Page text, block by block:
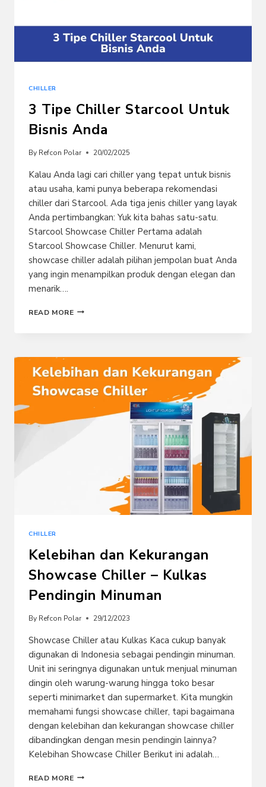
CHILLER
3 Tipe Chiller Starcool Untuk
Bisnis Anda
By Refcon Polar 20/02/2025
Kalau Anda lagi cari chiller yang tepat untuk bisnis
atau usaha, kami punya beberapa rekomendasi
chiller dari Starcool. Ada tiga jenis chiller yang layak
Anda pertimbangkan: Yuk kita bahas satu-satu.
Starcool Showcase Chiller Pertama adalah
Starcool Showcase Chiller. Menurut kami,
showcase chiller adalah pilihan jempolan buat Anda
yang ingin menampilkan produk dengan elegan dan
menarik….
READ MORE3
BISNIS
ANDA
CHILLER
Kelebihan dan Kekurangan
Showcase Chiller – Kulkas
Pendingin Minuman
By Refcon Polar 29/12/2023
Showcase Chiller atau Kulkas Kaca cukup banyak
digunakan di Indonesia sebagai pendingin minuman.
Unit ini seringnya digunakan untuk menjual minuman
dingin oleh warung-warung hingga toko besar
seperti minimarket dan supermarket. Kita mungkin
memahami fungsi showcase chiller, tapi bagaimana
dengan kelebihan dan kekurangan showcase chiller
dibandingkan dengan mesin pendingin lainnya?
Kelebihan Showcase Chiller Berikut ini adalah…
READ MOREKELEBIHAN